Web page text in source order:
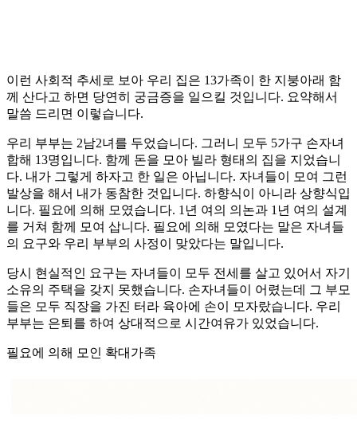
이런 사회적 추세로 보아 우리 집은 13가족이 한 지붕아래 함
께 산다고 하면 당연히 궁금증을 일으킬 것입니다. 요약해서
말씀 드리면 이렇습니다.
우리 부부는 2남2녀를 두었습니다. 그러니 모두 5가구 손자녀
합해 13명입니다. 함께 돈을 모아 빌라 형태의 집을 지었습니
다. 내가 그렇게 하자고 한 일은 아닙니다. 자녀들이 모여 그런
발상을 해서 내가 동참한 것입니다. 하향식이 아니라 상향식입
니다. 필요에 의해 모였습니다. 1년 여의 의논과 1년 여의 설계
를 거쳐 함께 모여 삽니다. 필요에 의해 모였다는 말은 자녀들
의 요구와 우리 부부의 사정이 맞았다는 말입니다.
당시 현실적인 요구는 자녀들이 모두 전세를 살고 있어서 자기
소유의 주택을 갖지 못했습니다. 손자녀들이 어렸는데 그 부모
들은 모두 직장을 가진 터라 육아에 손이 모자랐습니다. 우리
부부는 은퇴를 하여 상대적으로 시간여유가 있었습니다.
필요에 의해 모인 확대가족